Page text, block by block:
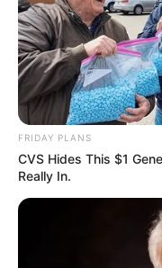
FRIDAY PLANS
CVS Hides This $1
Really In.